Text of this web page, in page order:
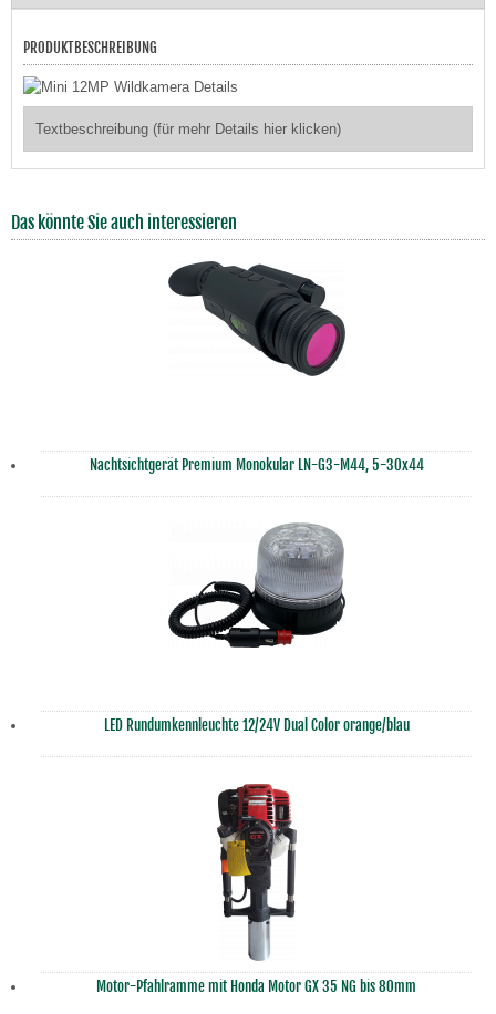
PRODUKTBESCHREIBUNG
Textbeschreibung (für mehr Details hier klicken)
Das könnte Sie auch interessieren
Nachtsichtgerät Premium Monokular LN-G3-M44, 5-30x44
LED Rundumkennleuchte 12/24V Dual Color orange/blau
Motor-Pfahlramme mit Honda Motor GX 35 NG bis 80mm